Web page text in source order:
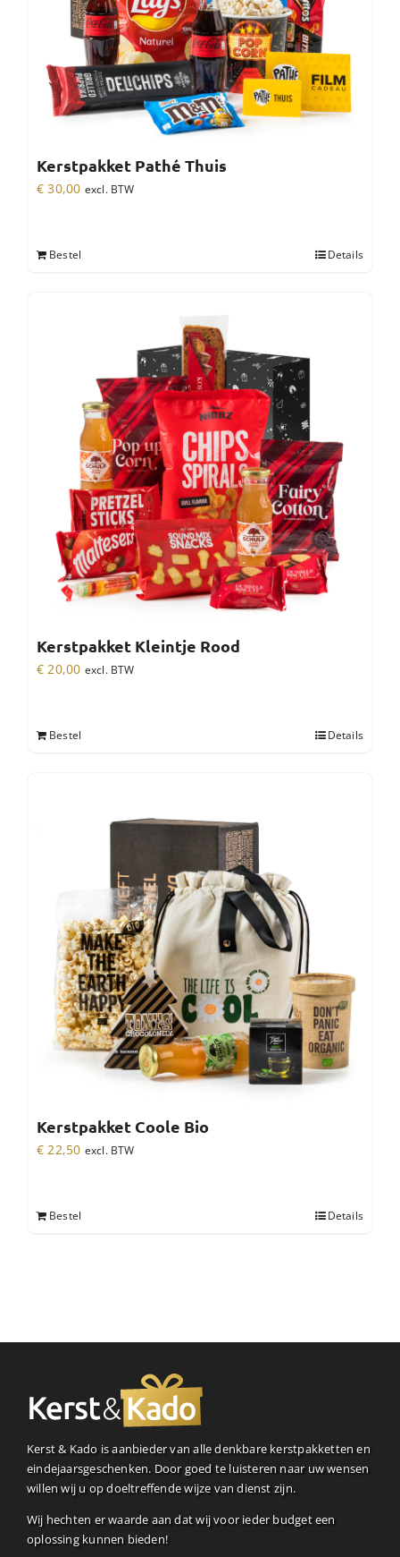
Kerstpakket Pathé Thuis
€ 30,00 excl. BTW
Bestel Details
Kerstpakket Kleintje Rood
€ 20,00 excl. BTW
Bestel Details
Kerstpakket Coole Bio
€ 22,50 excl. BTW
Bestel Details
Kerst & Kado is aanbieder van alle denkbare kerstpakketten en
eindejaarsgeschenken. Door goed te luisteren naar uw wensen
willen wij u op doeltreffende wijze van dienst zijn.
Wij hechten er waarde aan dat wij voor ieder budget een
oplossing kunnen bieden!